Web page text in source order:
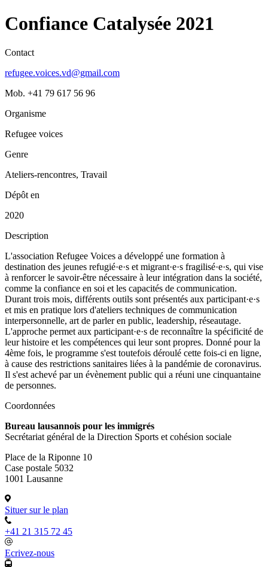
Confiance Catalysée 2021
Contact
refugee.voices.vd@gmail.com
Mob. +41 79 617 56 96
Organisme
Refugee voices
Genre
Ateliers-rencontres, Travail
Dépôt en
2020
Description
L'association Refugee Voices a développé une formation à
destination des jeunes refugié·e·s et migrant·e·s fragilisé·e·s, qui vise
à renforcer le savoir-être nécessaire à leur intégration dans la société,
comme la confiance en soi et les capacités de communication.
Durant trois mois, différents outils sont présentés aux participant·e·s
et mis en pratique lors d'ateliers techniques de communication
interpersonnelle, art de parler en public, leadership, réseautage.
L'approche permet aux participant·e·s de reconnaître la spécificité de
leur histoire et les compétences qui leur sont propres. Donné pour la
4ème fois, le programme s'est toutefois déroulé cette fois-ci en ligne,
à cause des restrictions sanitaires liées à la pandémie de coronavirus.
Il s'est achevé par un évènement public qui a réuni une cinquantaine
de personnes.
Coordonnées
Bureau lausannois pour les immigrés
Secrétariat général de la Direction Sports et cohésion sociale
Place de la Riponne 10
Case postale 5032
1001 Lausanne
Situer sur le plan
+41 21 315 72 45
Ecrivez-nous